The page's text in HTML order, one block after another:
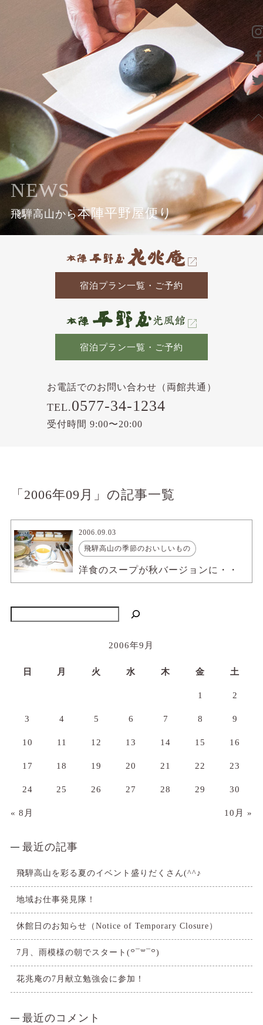
NEWS
飛騨高山から本陣平野屋便り
宿泊プラン一覧・ご予約
宿泊プラン一覧・ご予約
お電話でのお問い合わせ（両館共通）
TEL.0577-34-1234
受付時間 9:00〜20:00
「2006年09月」の記事一覧
2006.09.03
飛騨高山の季節のおいしいもの
洋食のスープが秋バージョンに・・
2006年9月
日 月 火 水 木 金 土
1 2
3 4 5 6 7 8 9
10 11 12 13 14 15 16
17 18 19 20 21 22 23
24 25 26 27 28 29 30
« 8月 10月 »
最近の記事
飛騨高山を彩る夏のイベント盛りだくさん(^^♪
地域お仕事発見隊！
休館日のお知らせ（Notice of Temporary Closure）
7月、雨模様の朝でスタート(꒪¯꒳​¯꒪)
花兆庵の7月献立勉強会に参加！
最近のコメント